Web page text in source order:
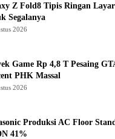
Z Fold8 Tipis Ringan
Segalanya
2026
Game Rp 4,8 T Pesaing
PHK Massal
2026
Produksi AC Floor
41%